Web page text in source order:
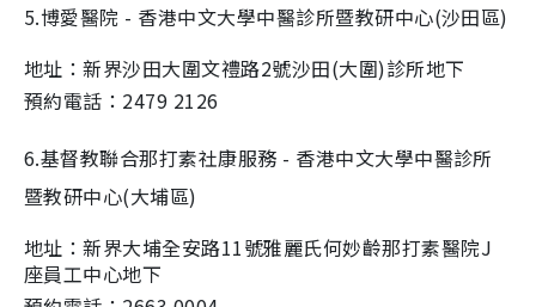
5.博愛醫院 - 香港中文大學中醫診所暨教研中心(沙田區)
地址：新界沙田大圍文禮路2號沙田(大圍)診所地下
預約電話：2479 2126
6.基督教聯合那打素社康服務 - 香港中文大學中醫診所
暨教研中心(大埔區)
地址：新界大埔全安路11號雅麗氏何妙齡那打素醫院J
座員工中心地下